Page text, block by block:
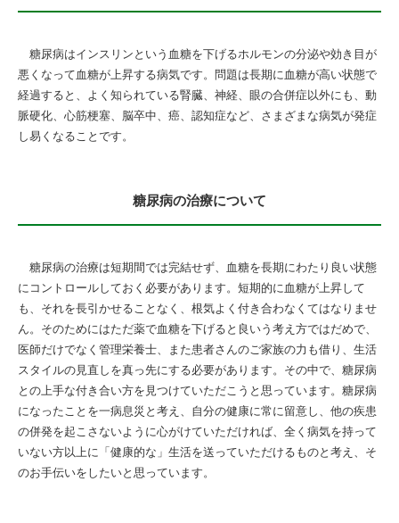
糖尿病はインスリンという血糖を下げるホルモンの分泌や効き目が
悪くなって血糖が上昇する病気です。問題は長期に血糖が高い状態で
経過すると、よく知られている腎臓、神経、眼の合併症以外にも、動
脈硬化、心筋梗塞、脳卒中、癌、認知症など、さまざまな病気が発症
し易くなることです。
糖尿病の治療について
糖尿病の治療は短期間では完結せず、血糖を長期にわたり良い状態
にコントロールしておく必要があります。短期的に血糖が上昇して
も、それを長引かせることなく、根気よく付き合わなくてはなりませ
ん。そのためにはただ薬で血糖を下げると良いう考え方ではだめで、
医師だけでなく管理栄養士、また患者さんのご家族の力も借り、生活
スタイルの見直しを真っ先にする必要があります。その中で、糖尿病
との上手な付き合い方を見つけていただこうと思っています。糖尿病
になったことを一病息災と考え、自分の健康に常に留意し、他の疾患
の併発を起こさないように心がけていただければ、全く病気を持って
いない方以上に「健康的な」生活を送っていただけるものと考え、そ
のお手伝いをしたいと思っています。